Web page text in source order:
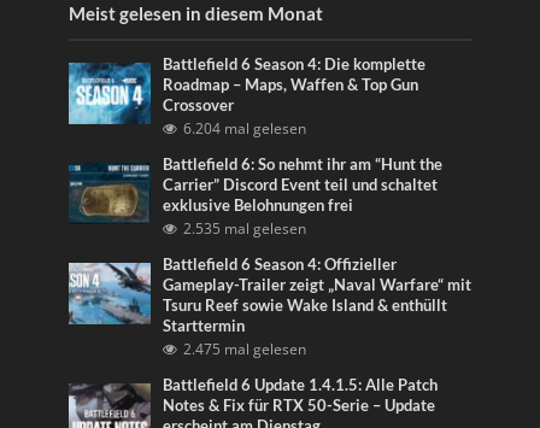
Meist gelesen in diesem Monat
Battlefield 6 Season 4: Die komplette
Roadmap – Maps, Waffen & Top Gun
Crossover
6.204 mal gelesen
Battlefield 6: So nehmt ihr am “Hunt the
Carrier” Discord Event teil und schaltet
exklusive Belohnungen frei
2.535 mal gelesen
Battlefield 6 Season 4: Offizieller
Gameplay-Trailer zeigt „Naval Warfare“ mit
Tsuru Reef sowie Wake Island & enthüllt
Starttermin
2.475 mal gelesen
Battlefield 6 Update 1.4.1.5: Alle Patch
Notes & Fix für RTX 50-Serie – Update